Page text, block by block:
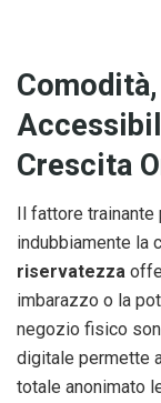
Crescita
Il fattore
indubbiamente la
riservatezza
imbarazzo o la
negozio fisico
digitale permette
totale anonimato